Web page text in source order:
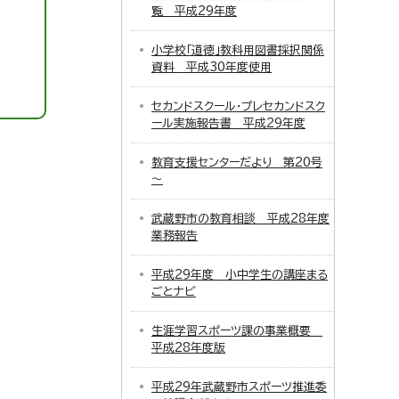
覧 平成29年度
小学校「道徳」教科用図書採択関係
資料 平成30年度使用
セカンドスクール・プレセカンドスク
ール実施報告書 平成29年度
教育支援センターだより 第20号
～
武蔵野市の教育相談 平成28年度
業務報告
平成29年度 小中学生の講座まる
ごとナビ
生涯学習スポーツ課の事業概要
平成28年度版
平成29年武蔵野市スポーツ推進委